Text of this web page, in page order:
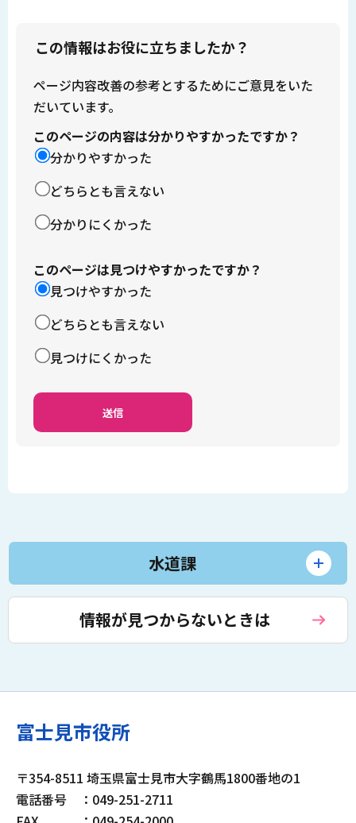
この情報はお役に立ちましたか？
ページ内容改善の参考とするためにご意見をいた
だいています。
このページの内容は分かりやすかったですか？
分かりやすかった
どちらとも言えない
分かりにくかった
このページは見つけやすかったですか？
見つけやすかった
どちらとも言えない
見つけにくかった
水道課
情報が見つからないときは
富士見市役所
〒354-8511 埼玉県富士見市大字鶴馬1800番地の1
電話番号
：049-251-2711